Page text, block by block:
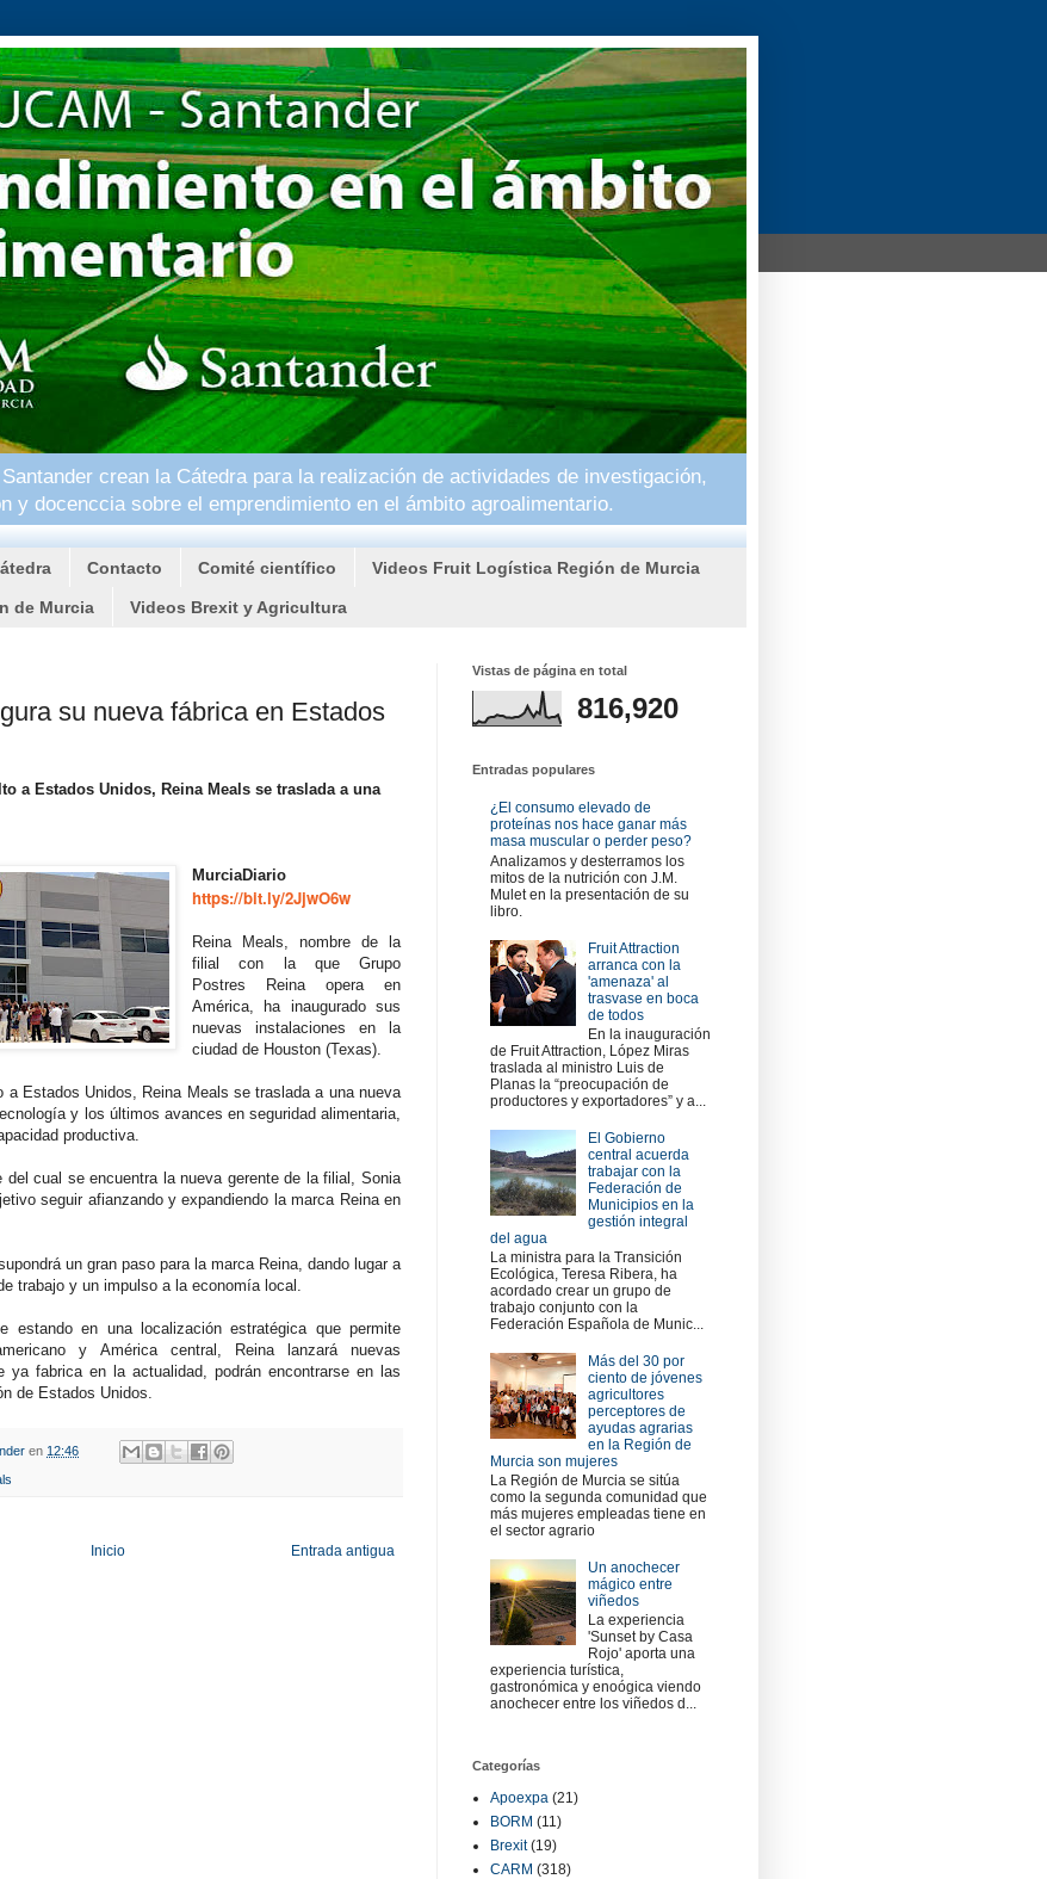
crean la Cátedra para la realización de actividades de investigación,
y docenccia sobre el emprendimiento en el ámbito agroalimentario.
Contacto Comité científico Videos Fruit Logística Región de Murcia
de Murcia Videos Brexit y Agricultura
su nueva fábrica en Estados
a Estados Unidos, Reina Meals se traslada a una
MurciaDiario
https://bit.ly/2JjwO6w
Reina Meals, nombre de la
filial con la que Grupo
Postres Reina opera en
América, ha inaugurado sus
nuevas instalaciones en la
ciudad de Houston (Texas).
a Estados Unidos, Reina Meals se traslada a una nueva
y los últimos avances en seguridad alimentaria,
productiva.
cual se encuentra la nueva gerente de la filial, Sonia
seguir afianzando y expandiendo la marca Reina en
un gran paso para la marca Reina, dando lugar a
trabajo y un impulso a la economía local.
estando en una localización estratégica que permite
y América central, Reina lanzará nuevas
ya fabrica en la actualidad, podrán encontrarse en las
de Estados Unidos.
en 12:46
Entrada antigua
Inicio
Vistas de página en total
816,920
Entradas populares
¿El consumo elevado de
proteínas nos hace ganar más
masa muscular o perder peso?
Analizamos y desterramos los
mitos de la nutrición con J.M.
Mulet en la presentación de su
libro.
Fruit Attraction
arranca con la
'amenaza' al
trasvase en boca
de todos
En la inauguración
de Fruit Attraction, López Miras
traslada al ministro Luis de
Planas la “preocupación de
productores y exportadores” y a...
El Gobierno
central acuerda
trabajar con la
Federación de
Municipios en la
gestión integral
del agua
La ministra para la Transición
Ecológica, Teresa Ribera, ha
acordado crear un grupo de
trabajo conjunto con la
Federación Española de Munic...
Más del 30 por
ciento de jóvenes
agricultores
perceptores de
ayudas agrarias
en la Región de
Murcia son mujeres
La Región de Murcia se sitúa
como la segunda comunidad que
más mujeres empleadas tiene en
el sector agrario
Un anochecer
mágico entre
viñedos
La experiencia
'Sunset by Casa
Rojo' aporta una
experiencia turística,
gastronómica y enoógica viendo
anochecer entre los viñedos d...
Categorías
Apoexpa (21)
BORM (11)
Brexit (19)
CARM (318)